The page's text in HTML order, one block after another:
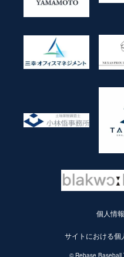
個人情
サイトにおける個
© Rebase Baseball